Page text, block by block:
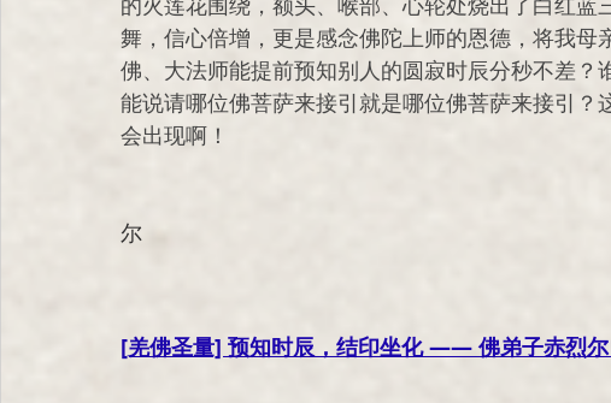
舞，信心倍增，更是感念佛陀上师的恩德，将我
佛、大法师能提前预知别人的圆寂时辰分秒不差
能说请哪位佛菩萨来接引就是哪位佛菩萨来接引？
会出现啊！
尔
[羌佛圣量] 预知时辰，结印坐化 —— 佛弟子赤烈